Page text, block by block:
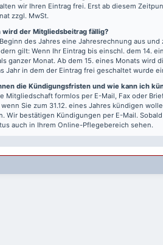
wir Ihren Eintrag frei. Erst ab diesem
zzgl. MwSt.
wird der Mitgliedsbeitrag fällig?
des Jahres eine Jahresrechnung aus
gilt: Wenn Ihr Eintrag bis einschl. dem 14.
ganzer Monat. Ab dem 15. eines Monats wird
Jahr in dem der Eintrag frei geschaltet wurde
die Kündigungsfristen und wie kann ich
Mitgliedschaft formlos per E-Mail, Fax oder
Sie zum 31.12. eines Jahres kündigen
Wir bestätigen Kündigungen per E-Mail.
auch in Ihrem Online-Pflegebereich sehen.